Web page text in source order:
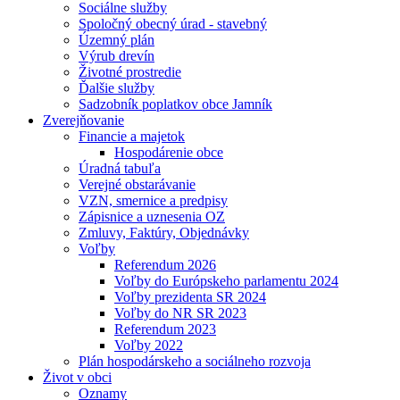
Sociálne služby
Spoločný obecný úrad - stavebný
Územný plán
Výrub drevín
Životné prostredie
Ďalšie služby
Sadzobník poplatkov obce Jamník
Zverejňovanie
Financie a majetok
Hospodárenie obce
Úradná tabuľa
Verejné obstarávanie
VZN, smernice a predpisy
Zápisnice a uznesenia OZ
Zmluvy, Faktúry, Objednávky
Voľby
Referendum 2026
Voľby do Európskeho parlamentu 2024
Voľby prezidenta SR 2024
Voľby do NR SR 2023
Referendum 2023
Voľby 2022
Plán hospodárskeho a sociálneho rozvoja
Život v obci
Oznamy